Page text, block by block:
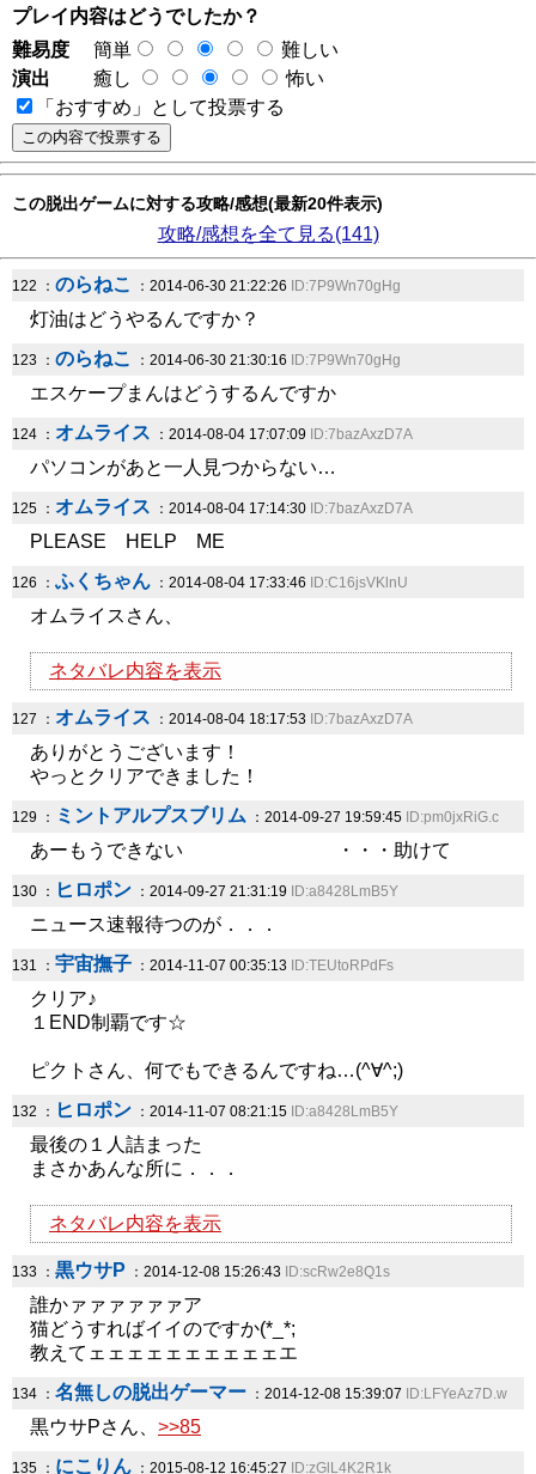
プレイ内容はどうでしたか？
難易度
簡単
難しい
演出
癒し
怖い
「おすすめ」として投票する
この脱出ゲームに対する攻略/感想(最新20件表示)
攻略/感想を全て見る(141)
122 ： のらねこ ：2014-06-30 21:22:26 ID:7P9Wn70gHg
灯油はどうやるんですか？
123 ： のらねこ ：2014-06-30 21:30:16 ID:7P9Wn70gHg
エスケープまんはどうするんですか
124 ： オムライス ：2014-08-04 17:07:09 ID:7bazAxzD7A
パソコンがあと一人見つからない…
125 ： オムライス ：2014-08-04 17:14:30 ID:7bazAxzD7A
PLEASE HELP ME
126 ： ふくちゃん ：2014-08-04 17:33:46 ID:C16jsVKlnU
オムライスさん、
ネタバレ内容を表示
127 ： オムライス ：2014-08-04 18:17:53 ID:7bazAxzD7A
ありがとうございます！
やっとクリアできました！
129 ： ミントアルプスブリム ：2014-09-27 19:59:45 ID:pm0jxRiG.c
あーもうできない ・・・助けて
130 ： ヒロポン ：2014-09-27 21:31:19 ID:a8428LmB5Y
ニュース速報待つのが．．．
131 ： 宇宙撫子 ：2014-11-07 00:35:13 ID:TEUtoRPdFs
クリア♪
１END制覇です☆
ピクトさん、何でもできるんですね…(^∀^;)
132 ： ヒロポン ：2014-11-07 08:21:15 ID:a8428LmB5Y
最後の１人詰まった
まさかあんな所に．．．
ネタバレ内容を表示
133 ： 黒ウサP ：2014-12-08 15:26:43 ID:scRw2e8Q1s
誰かァァァァァァア
猫どうすればイイのですか(*_*;
教えてェェェェェェェェェェエ
134 ： 名無しの脱出ゲーマー ：2014-12-08 15:39:07 ID:LFYeAz7D.w
黒ウサPさん、 >>85
135 ： にこりん ：2015-08-12 16:45:27 ID:zGlL4K2R1k